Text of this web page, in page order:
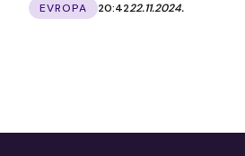
EVROPA 20:4222.11.2024.